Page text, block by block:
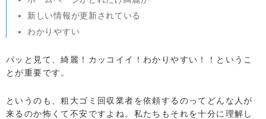
新しい情報が更新されている
わかりやすい
パッと見て、綺麗！カッコイイ！わかりやすい！！というこ
とが重要です。
というのも、粗大ゴミ回収業者を依頼するのってどんな人が
来るのか怖くて不安ですよね。私たちもそれを十分に理解し